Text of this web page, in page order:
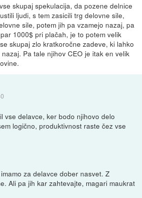
skupaj spekulacija, da pozene delnice
ljudi, s tem zasicili trg delovne sile,
sile, potem jih pa vzamejo nazaj, pa
1000$ pri plačah, je to potem velik
skupaj zlo kratkoročne zadeve, ki lahko
Pa tale njihov CEO je itak en velik
vse delavce, ker bodo njihovo delo
logično, produktivnost raste čez vse
za delavce dober nasvet. Z
Ali pa jih kar zahtevajte, magari maukrat